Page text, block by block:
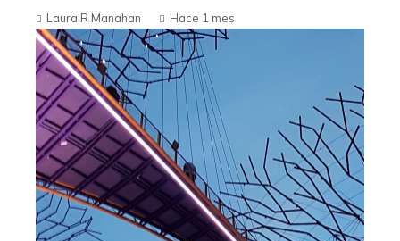
Laura R Manahan Hace 1 mes